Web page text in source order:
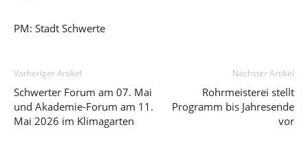
PM: Stadt Schwerte
Vorheriger Artikel
Schwerter Forum am 07. Mai
und Akademie-Forum am 11.
Mai 2026 im Klimagarten
Nächster Artikel
Rohrmeisterei stellt
Programm bis Jahresende
vor